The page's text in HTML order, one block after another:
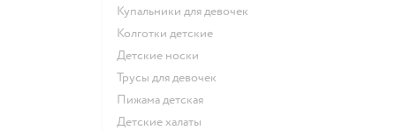
Купальники для девочек
Колготки детские
Детские носки
Трусы для девочек
Пижама детская
Детские халаты